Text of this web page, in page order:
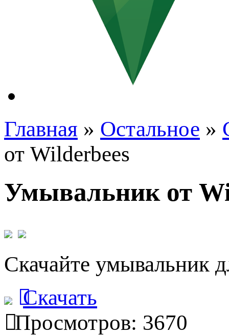
Главная » Остальное »
от Wilderbees
Умывальник от
Скачайте умывальник
Скачать
Просмотров: 3670